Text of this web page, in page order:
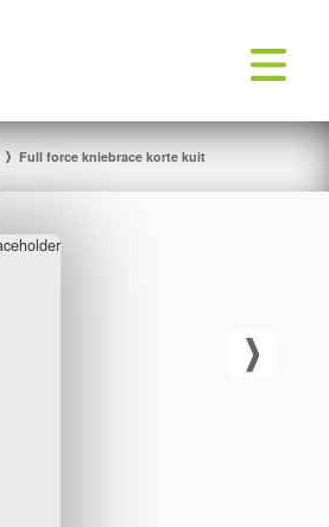
Full force kniebrace korte kuit